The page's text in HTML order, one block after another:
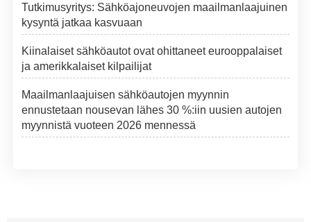
Tutkimusyritys: Sähköajoneuvojen maailmanlaajuinen
kysyntä jatkaa kasvuaan
Kiinalaiset sähköautot ovat ohittaneet eurooppalaiset
ja amerikkalaiset kilpailijat
Maailmanlaajuisen sähköautojen myynnin
ennustetaan nousevan lähes 30 %:iin uusien autojen
myynnistä vuoteen 2026 mennessä